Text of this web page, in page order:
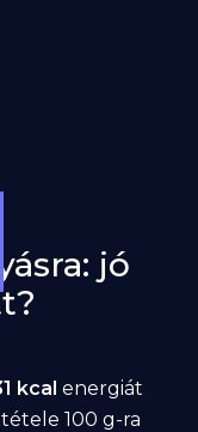
→
jó
kcal energiát
100 g-ra